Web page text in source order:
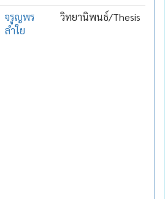
จรูญพร
ลำใย
วิทยานิพนธ์/Thesis